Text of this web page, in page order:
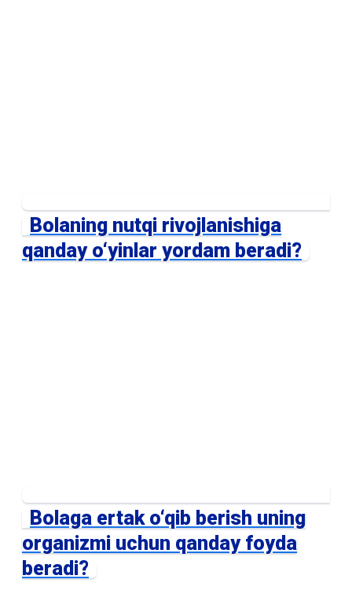
Bolaning nutqi rivojlanishiga
qanday o‘yinlar yordam beradi?
Bolaga ertak o‘qib berish uning
organizmi uchun qanday foyda
beradi?